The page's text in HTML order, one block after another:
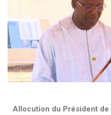
Allocution du Président de